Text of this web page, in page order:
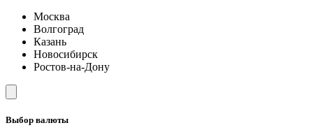
Москва
Волгоград
Казань
Новосибирск
Ростов-на-Дону
Выбор валюты